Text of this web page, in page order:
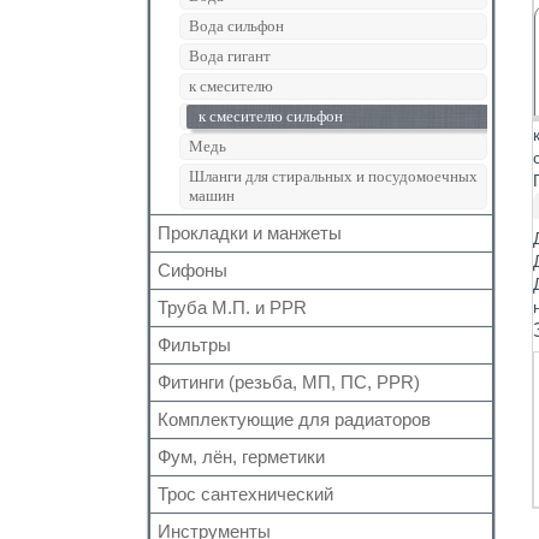
Кран шаровый для газа
Запчасти для кранов
Вода сильфон
Вода гигант
к смесителю
к смесителю сильфон
Медь
Шланги для стиральных и посудомоечных
машин
Прокладки и манжеты
Прокладки
Для радиаторов
Сальники
Манжеты для канализационных труб
Наборы
Сифоны
Выпуск
Донный клапан
Колено
Сифон
Обвязка для ванн
Трапы
Трубка
Гофра для сифона
Труба М.П. и PPR
Металлопластиковая
Полипропиленовая
Фильтры
Для обратного клапана
Косой
Прямой
Самопромывной
Другие
Фитинги (резьба, МП, ПС, PPR)
Резьбовые
Для МП труб
Для PPR труб
Для полотенцесушителей
Комплектующие для радиаторов
Наборы
Комплектующие
Краны Маевского
Фум, лён, герметики
ФУМ
Нить
Трос сантехнический
Инструменты